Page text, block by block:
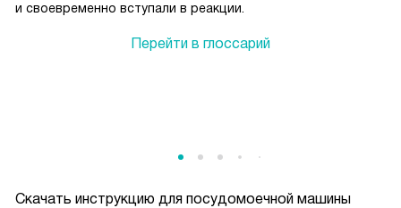
Скачать инструкцию для посудомоечной машины
и своевременно вступали в реакции.
Перейти в глоссарий